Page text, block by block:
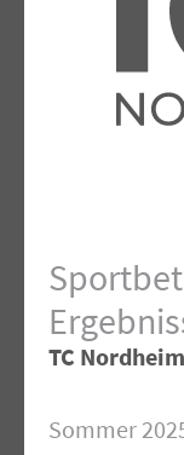
TC Nordheim
Sommer